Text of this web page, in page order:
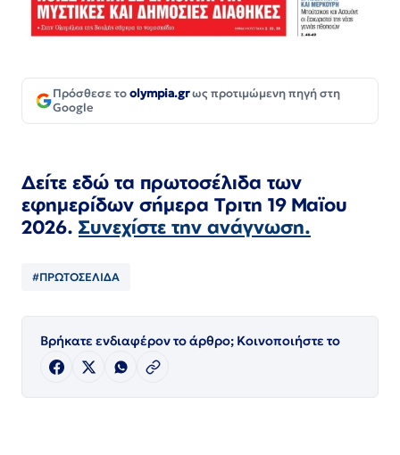
Πρόσθεσε τοolympia.grως προτιμώμενη πηγή στη
Google
Δείτε εδώ τα πρωτοσέλιδα των
εφημερίδων σήμερα Τριτη 19 Μαϊου
2026. Συνεχίστε την ανάγνωση.
#ΠΡΩΤΟΣΕΛΙΔΑ
Βρήκατε ενδιαφέρον το άρθρο; Κοινοποιήστε το